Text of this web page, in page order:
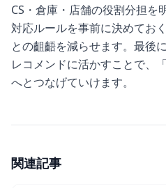
CS・倉庫・店舗の役割分担を
対応ルールを事前に決めてお
との齟齬を減らせます。最後
レコメンドに活かすことで、
へとつなげていけます。
関連記事